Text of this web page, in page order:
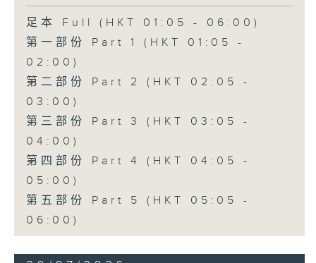
足本 Full (HKT 01:05 - 06:00)
第一部份 Part 1 (HKT 01:05 -
02:00)
第二部份 Part 2 (HKT 02:05 -
03:00)
第三部份 Part 3 (HKT 03:05 -
04:00)
第四部份 Part 4 (HKT 04:05 -
05:00)
第五部份 Part 5 (HKT 05:05 -
06:00)